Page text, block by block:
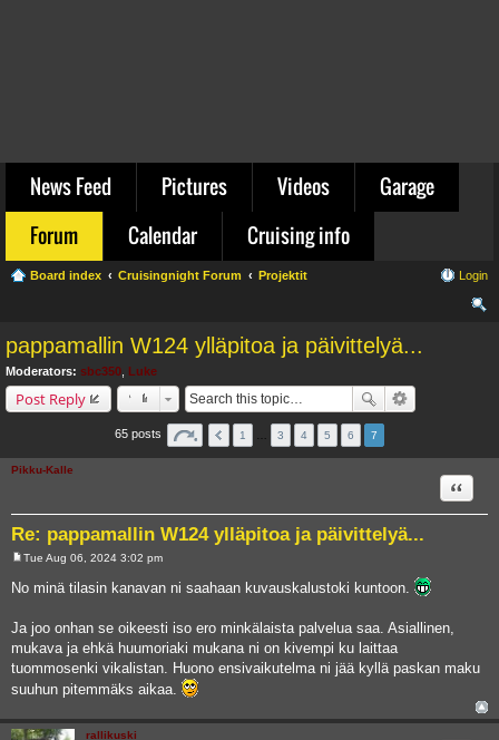
News Feed Pictures Videos
Garage
Forum
Calendar Cruising info
Board index Cruisingnight Forum Projektit Login
pappamallin W124 ylläpitoa ja päivittelyä...
Moderators: sbc350 Luke
Post Reply
65 posts 1 3 4 5 6 7
Pikku-Kalle
Re: pappamallin W124 ylläpitoa ja päivittelyä...
Quote
s
Tue Aug 06, 2024 3:02 pm
No minä tilasin kanavan ni saahaan kuvauskalustoki kuntoon.
Ja joo onhan se oikeesti iso ero minkälaista palvelua saa. Asiallinen,
mukava ja ehkä huumoriaki mukana ni on kivempi ku laittaa
tuommosenki vikalistan. Huono ensivaikutelma ni jää kyllä paskan maku
suuhun pitemmäks aikaa.
rallikuski